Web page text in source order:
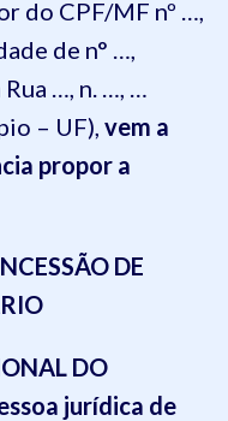
do CPF/MF nº …,
de n° …,
…, n. …, …
– UF), vem a
propor a
DE
DO
jurídica de